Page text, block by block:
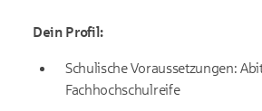
Dein Profil:
Schulische Voraussetzungen:
Fachhochschulreife